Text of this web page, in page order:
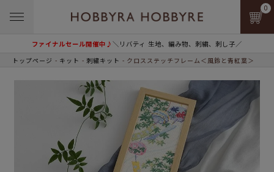
ファイナルセール開催中♪＼リバティ 生地、編み物、刺繍、刺し子／
0
トップページ キット 刺繍キット クロスステッチフレーム＜風鈴と青紅葉＞